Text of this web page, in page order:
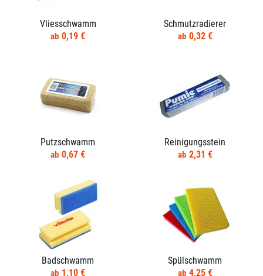
Vliesschwamm
0,19 €
Schmutzradierer
0,32 €
Putzschwamm
0,67 €
Reinigungsstein
2,31 €
Badschwamm
1,10 €
Spülschwamm
4,25 €